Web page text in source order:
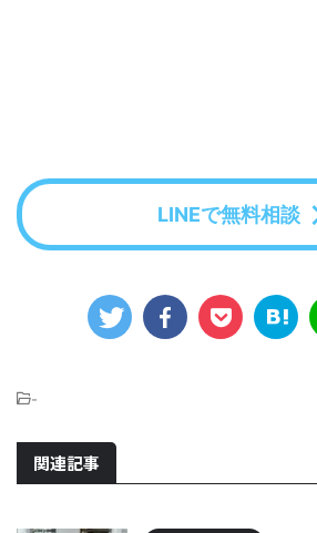
LINEで無料相談
-
関連記事